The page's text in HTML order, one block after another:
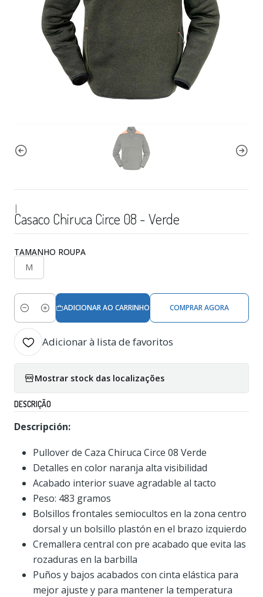
|
Casaco Chiruca Circe 08 - Verde
TAMANHO ROUPA
M
Quantidade
ADICIONAR AO CARRINHO COMPRAR AGORA
Adicionar à lista de favoritos
Mostrar stock das localizações
DESCRIÇÃO
Descripción:
Pullover de Caza Chiruca Circe 08 Verde
Detalles en color naranja alta visibilidad
Acabado interior suave agradable al tacto
Peso: 483 gramos
Bolsillos frontales semiocultos en la zona centro
dorsal y un bolsillo plastón en el brazo izquierdo
Cremallera central con pre acabado que evita las
rozaduras en la barbilla
Puños y bajos acabados con cinta elástica para
mejor ajuste y para mantener la temperatura